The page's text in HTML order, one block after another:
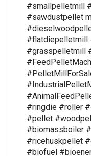
#smallpelletmill
#sawdustpellet
#flatdiepelletmill
#grasspelletmill
#ringdie #roller
#pellet
#biomassboiler
#ricehuskpellet
#biofuel